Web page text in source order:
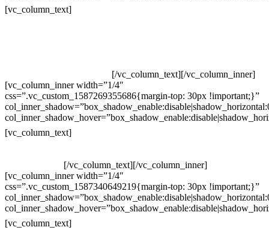
[vc_column_text]
[/vc_column_text][/vc_column_inner]
[vc_column_inner width=”1/4″
css=”.vc_custom_1587269355686{margin-top: 30px !important;}”
[vc_column_text]
[/vc_column_text][/vc_column_inner]
[vc_column_inner width=”1/4″
css=”.vc_custom_1587340649219{margin-top: 30px !important;}”
[vc_column_text]